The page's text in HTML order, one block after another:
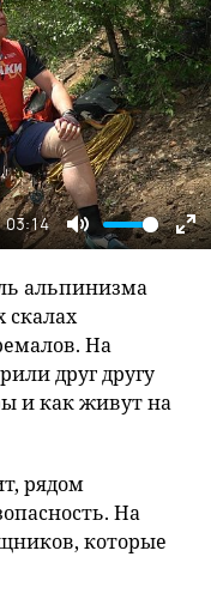
03:14
Mute
альпинизма
На
друг другу
и как живут на
рядом
На
которые